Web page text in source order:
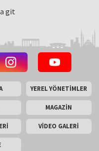
git
YEREL YÖNETİMLER
MAGAZİN
VİDEO GALERİ